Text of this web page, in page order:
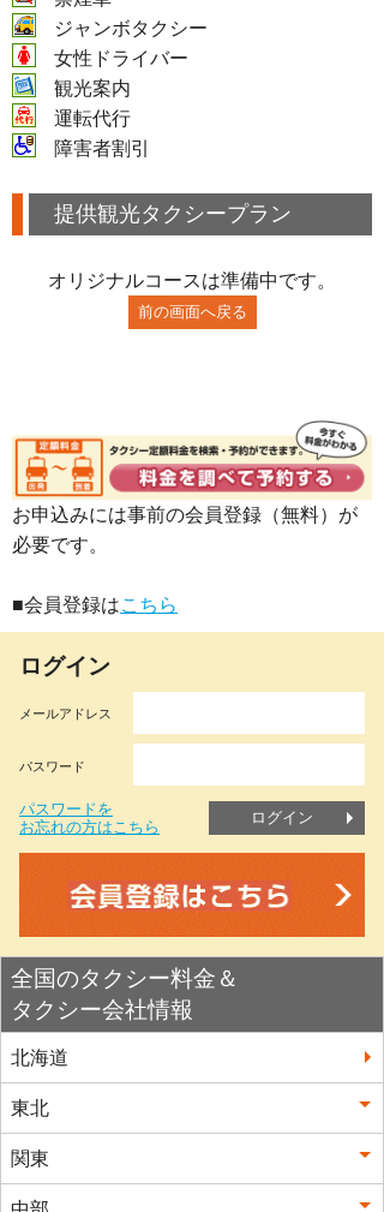
ジャンボタクシー
女性ドライバー
観光案内
運転代行
障害者割引
提供観光タクシープラン
オリジナルコースは準備中です。
お申込みには事前の会員登録（無料）が
必要です。
■会員登録はこちら
ログイン
メールアドレス
パスワード
パスワードを
お忘れの方はこちら
ログイン
全国のタクシー料金＆
タクシー会社情報
北海道
東北
関東